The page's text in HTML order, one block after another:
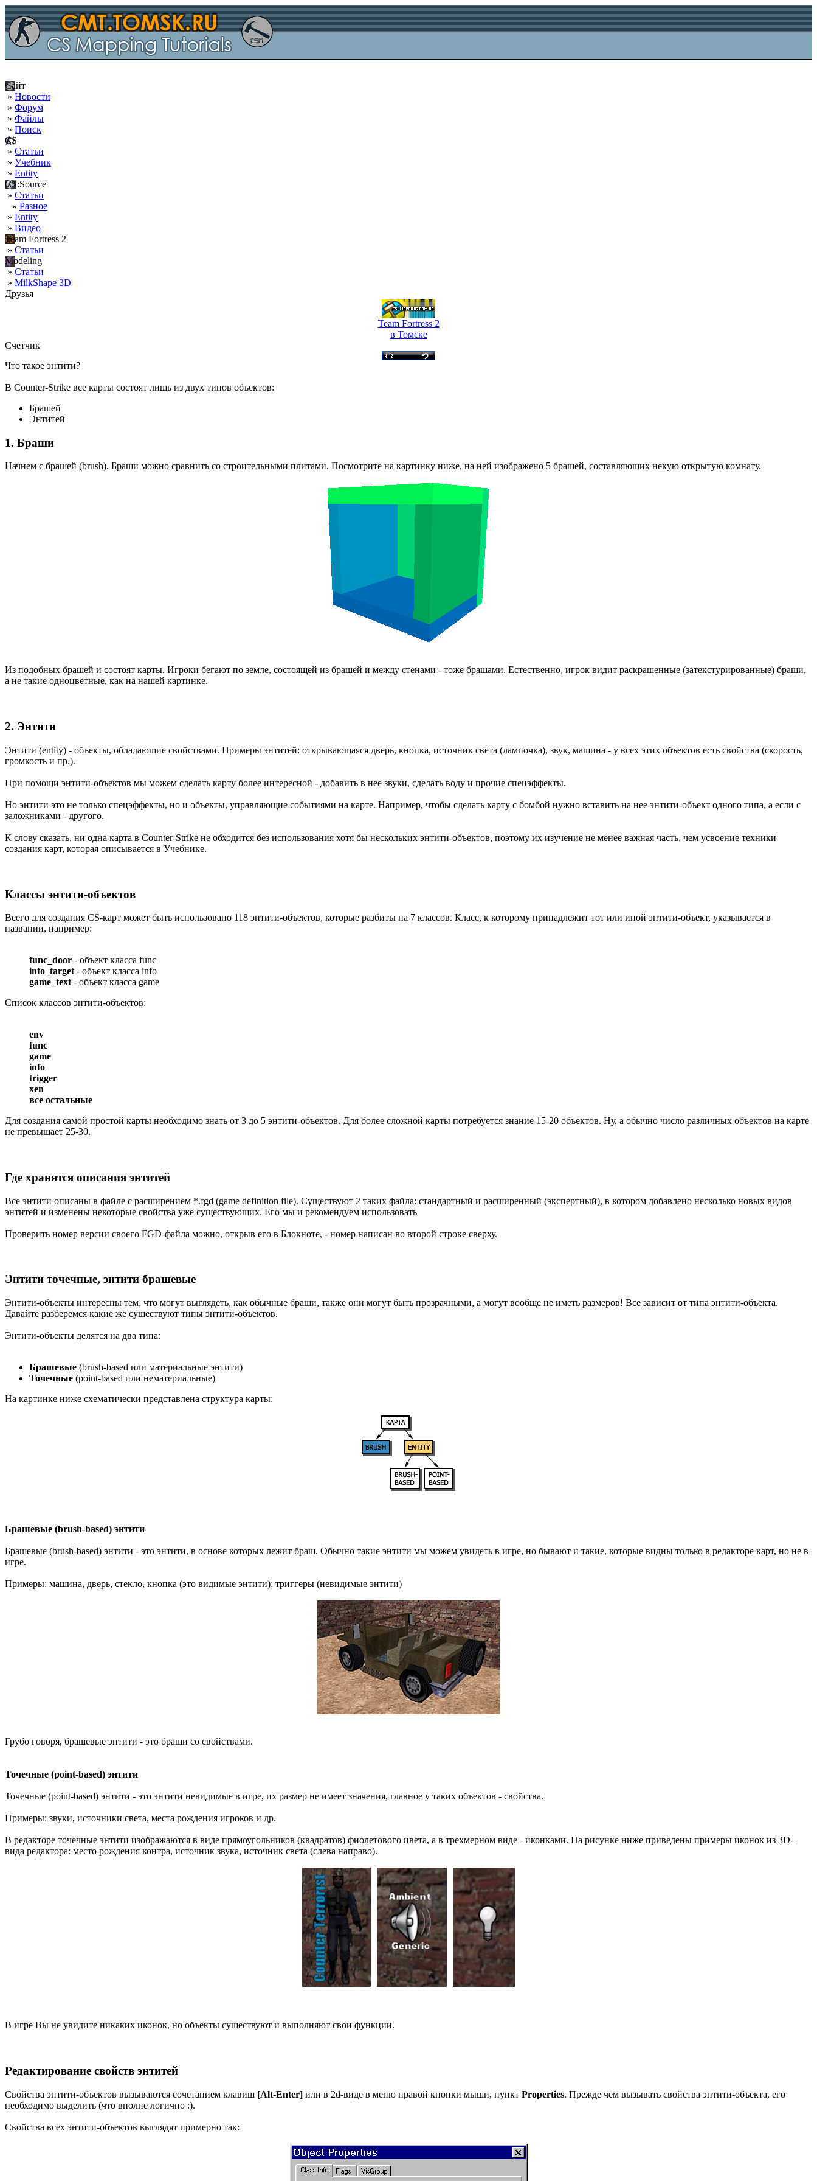
Сайт
» Новости
» Форум
» Файлы
» Поиск
CS
» Статьи
» Учебник
» Entity
CS:Source
» Статьи
» Разное
» Entity
» Видео
Team Fortress 2
» Статьи
Modeling
» Статьи
» MilkShape 3D
Друзья
Team Fortress 2
в Томске
Счетчик
Что такое энтити?
В Counter-Strike все карты состоят лишь из двух типов объектов:
Брашей
Энтитей
1. Браши
Начнем с брашей (brush). Браши можно сравнить со строительными плитами. Посмотрите на картинку ниже, на ней изображено 5 брашей, составляющих некую открытую комнату.
Из подобных брашей и состоят карты. Игроки бегают по земле, состоящей из брашей и между стенами - тоже брашами. Естественно, игрок видит раскрашенные (затекстурированные) браши,
а не такие одноцветные, как на нашей картинке.
2. Энтити
Энтити (entity) - объекты, обладающие свойствами. Примеры энтитей: открывающаяся дверь, кнопка, источник света (лампочка), звук, машина - у всех этих объектов есть свойства (скорость,
громкость и пр.).
При помощи энтити-объектов мы можем сделать карту более интересной - добавить в нее звуки, сделать воду и прочие спецэффекты.
Но энтити это не только спецэффекты, но и объекты, управляющие событиями на карте. Например, чтобы сделать карту с бомбой нужно вставить на нее энтити-объект одного типа, а если с
заложниками - другого.
К слову сказать, ни одна карта в Counter-Strike не обходится без использования хотя бы нескольких энтити-объектов, поэтому их изучение не менее важная часть, чем усвоение техники
создания карт, которая описывается в Учебнике.
Классы энтити-объектов
Всего для создания CS-карт может быть использовано 118 энтити-объектов, которые разбиты на 7 классов. Класс, к которому принадлежит тот или иной энтити-объект, указывается в
названии, например:
func_door - объект класса func
info_target - объект класса info
game_text - объект класса game
Список классов энтити-объектов:
env
func
game
info
trigger
xen
все остальные
Для создания самой простой карты необходимо знать от 3 до 5 энтити-объектов. Для более сложной карты потребуется знание 15-20 объектов. Ну, а обычно число различных объектов на карте
не превышает 25-30.
Где хранятся описания энтитей
Все энтити описаны в файле с расширением *.fgd (game definition file). Существуют 2 таких файла: стандартный и расширенный (экспертный), в котором добавлено несколько новых видов
энтитей и изменены некоторые свойства уже существующих. Его мы и рекомендуем использовать
Проверить номер версии своего FGD-файла можно, открыв его в Блокноте, - номер написан во второй строке сверху.
Энтити точечные, энтити брашевые
Энтити-объекты интересны тем, что могут выглядеть, как обычные браши, также они могут быть прозрачными, а могут вообще не иметь размеров! Все зависит от типа энтити-объекта.
Давайте разберемся какие же существуют типы энтити-объектов.
Энтити-объекты делятся на два типа:
Брашевые (brush-based или материальные энтити)
Точечные (point-based или нематериальные)
На картинке ниже схематически представлена структура карты:
Брашевые (brush-based) энтити
Брашевые (brush-based) энтити - это энтити, в основе которых лежит браш. Обычно такие энтити мы можем увидеть в игре, но бывают и такие, которые видны только в редакторе карт, но не в
игре.
Примеры: машина, дверь, стекло, кнопка (это видимые энтити); триггеры (невидимые энтити)
Грубо говоря, брашевые энтити - это браши со свойствами.
Точечные (point-based) энтити
Точечные (point-based) энтити - это энтити невидимые в игре, их размер не имеет значения, главное у таких объектов - свойства.
Примеры: звуки, источники света, места рождения игроков и др.
В редакторе точечные энтити изображаются в виде прямоугольников (квадратов) фиолетового цвета, а в трехмерном виде - иконками. На рисунке ниже приведены примеры иконок из 3D-
вида редактора: место рождения контра, источник звука, источник света (слева направо).
В игре Вы не увидите никаких иконок, но объекты существуют и выполняют свои функции.
Редактирование свойств энтитей
Свойства энтити-объектов вызываются сочетанием клавиш [Alt-Enter] или в 2d-виде в меню правой кнопки мыши, пункт Properties. Прежде чем вызывать свойства энтити-объекта, его
необходимо выделить (что вполне логично :).
Свойства всех энтити-объектов выглядят примерно так: